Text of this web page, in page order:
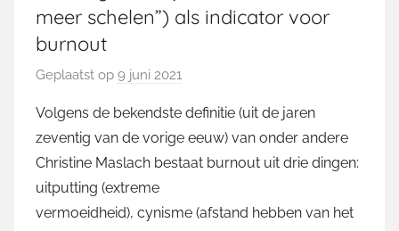
meer schelen”) als indicator voor
burnout
Geplaatst op 9 juni 2021
o
r
M
r
Volgens de bekendste definitie (uit de jaren
zeventig van de vorige eeuw) van onder andere
Christine Maslach bestaat burnout uit drie dingen:
uitputting (extreme
vermoeidheid), cynisme (afstand hebben van het